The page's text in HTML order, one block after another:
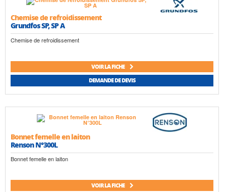
Chemise de refroidissement
Grundfos SP, SP A
Chemise de refroidissement
VOIR LA FICHE
DEMANDE DE DEVIS
Bonnet femelle en laiton
Renson N°300L
Bonnet femelle en laiton
VOIR LA FICHE